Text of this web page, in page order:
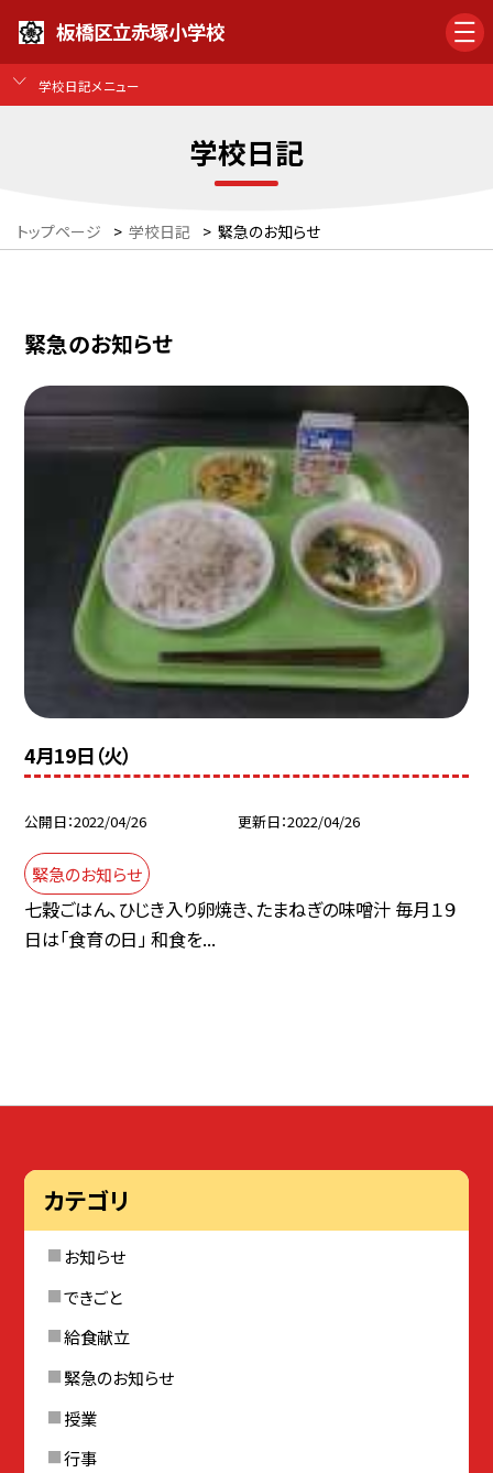
板橋区立赤塚小学校
学校日記メニュー
学校日記
トップページ > 学校日記 > 緊急のお知らせ
緊急のお知らせ
4月19日（火）
公開日 2022/04/26 更新日 2022/04/26
緊急のお知らせ
七穀ごはん、ひじき入り卵焼き、たまねぎの味噌汁 毎月１９
日は「食育の日」 和食を...
カテゴリ
お知らせ
できごと
給食献立
緊急のお知らせ
授業
行事